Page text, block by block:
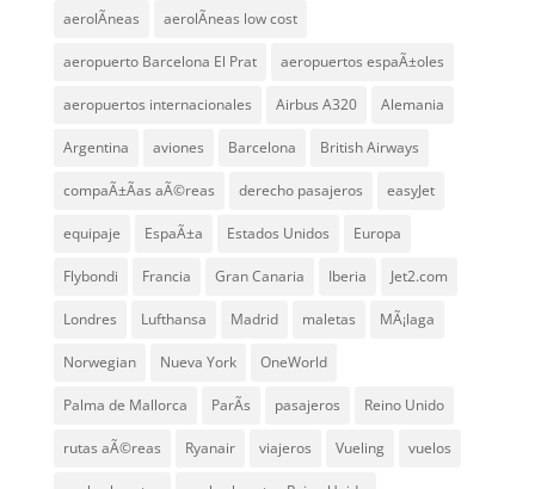
aerolÃ­neas aerolÃ­neas low cost
aeropuerto Barcelona El Prat aeropuertos espaÃ±oles
aeropuertos internacionales Airbus A320 Alemania
Argentina aviones Barcelona British Airways
compaÃ±Ã­as aÃ©reas derecho pasajeros easyJet
equipaje EspaÃ±a Estados Unidos Europa
Flybondi Francia Gran Canaria Iberia Jet2.com
Londres Lufthansa Madrid maletas MÃ¡laga
Norwegian Nueva York OneWorld
Palma de Mallorca ParÃ­s pasajeros Reino Unido
rutas aÃ©reas Ryanair viajeros Vueling vuelos